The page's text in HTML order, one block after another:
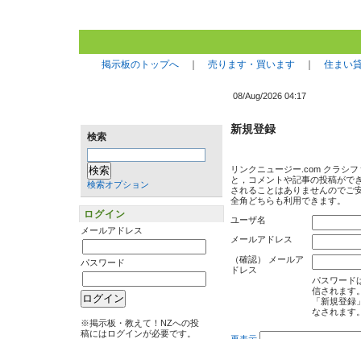
掲示板のトップへ｜ 売ります・買います｜ 住まい
検索
検索オプション
ログイン
メールアドレス
パスワード
※掲示板・教えて！NZへの投
稿にはログインが必要です。
08/Aug/2026 04:17
新規登録
リンクニュージー.com クラシ
す。なお，サイト上でメールア
半角・全角どちらも利用できま
（確認） メールアドレス